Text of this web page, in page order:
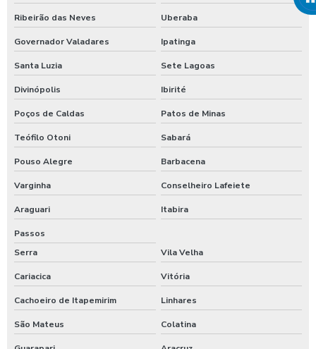
Ribeirão das Neves Uberaba
Governador Valadares Ipatinga
Santa Luzia Sete Lagoas
Divinópolis Ibirité
Poços de Caldas Patos de Minas
Teófilo Otoni Sabará
Pouso Alegre Barbacena
Varginha Conselheiro Lafeiete
Araguari Itabira
Passos
Serra
Vila Velha
Cariacica Vitória
Cachoeiro de Itapemirim Linhares
São Mateus Colatina